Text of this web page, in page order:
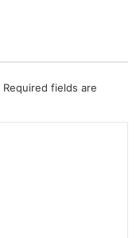
Required fields are